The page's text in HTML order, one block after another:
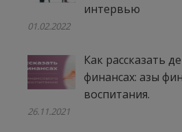
интервью
01.02.2022
Как рассказать
финансах: азы
воспитания.
26.11.2021